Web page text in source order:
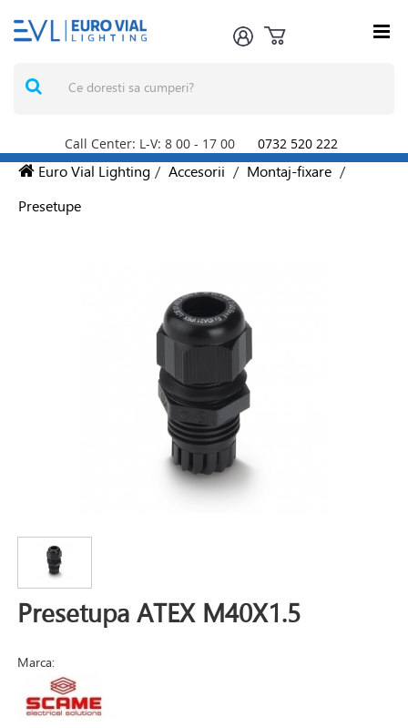
Call Center: L-V: 8 00 - 17 00 0732 520 222
Euro Vial Lighting / Accesorii / Montaj-fixare /
Presetupe
Presetupa ATEX M40X1.5
Marca: